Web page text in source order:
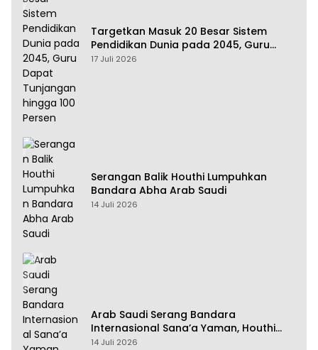
Targetkan Masuk 20 Besar Sistem
Pendidikan Dunia pada 2045, Guru
Dapat Tunjangan hingga 100 Persen
17 Juli 2026
Serangan Balik Houthi Lumpuhkan
Bandara Abha Arab Saudi
14 Juli 2026
Arab Saudi Serang Bandara
Internasional Sana’a Yaman, Houthi
Siap Serang Balik
14 Juli 2026